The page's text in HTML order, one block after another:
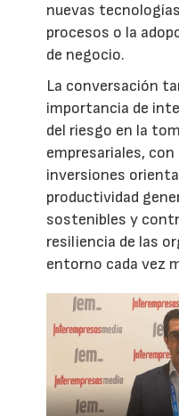
nuevas
procesos o la
de negocio.
La conversación
importancia de
del riesgo en la
empresariales,
inversiones
productividad
sostenibles y
resiliencia de las
entorno cada vez